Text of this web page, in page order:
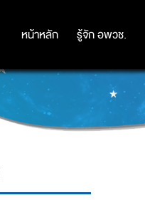
หน้าหลัก รู้จัก อพวช.
หน้าหลัก รู้จัก อพวช.